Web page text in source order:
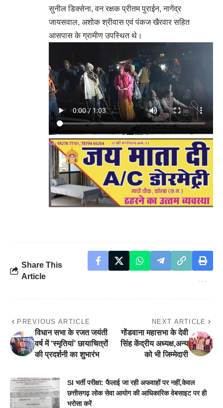
सुनील डिक्सेना, वन रक्षक प्रीतम पुराईन, नागेंद्र
जायसवाल, अशोक श्रीवास एवं पंकज खैरवार सहित
आसपास के ग्रामीण उपस्थित थे।
Share This
Article
PREVIOUS ARTICLE
विधान सभा के रजत जयंती
वर्ष में ‘स्मृतियां’ छायाचित्रों
की प्रदर्शनी का शुभारंभ
NEXT ARTICLE
गोंडवाना महासभा के देवी
सिंह केंद्रीय अध्यक्ष,अन्य
को भी जिम्मेदारी
SI भर्ती परीक्षा: फैलाई जा रही अफवाहों पर नहीं,केवल
छत्तीसगढ़ लोक सेवा आयोग की आधिकारिक वेबसाइट पर ही
भरोसा करें